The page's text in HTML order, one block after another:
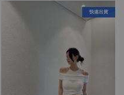
快速出貨